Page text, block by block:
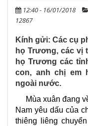
12:40 - 16/01/2018
12867
Kính gửi: Các cụ
họ Trương, các vị
họ Trương các
con, anh chị em
ngoài nước.
Mùa xuân đang
Nam yêu dấu của
thiêng liêng